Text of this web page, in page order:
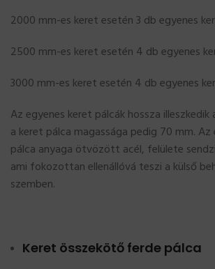
2000 mm-es keret esetén 3 db egyenes
2500 mm-es keret esetén 4 db egyenes
3000 mm-es keret esetén 4 db egyenes
Az egyenes keret pálcák hossza
a keret pálca magassága pedig 70 mm. Az
pálca anyaga ötvözött acél, felülete
ami fokozottan ellenállóvá teszi a külső
szemben.
Keret összekötő ferde pálca